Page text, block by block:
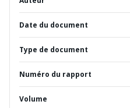
Date du document
Type de document
Numéro du rapport
Volume